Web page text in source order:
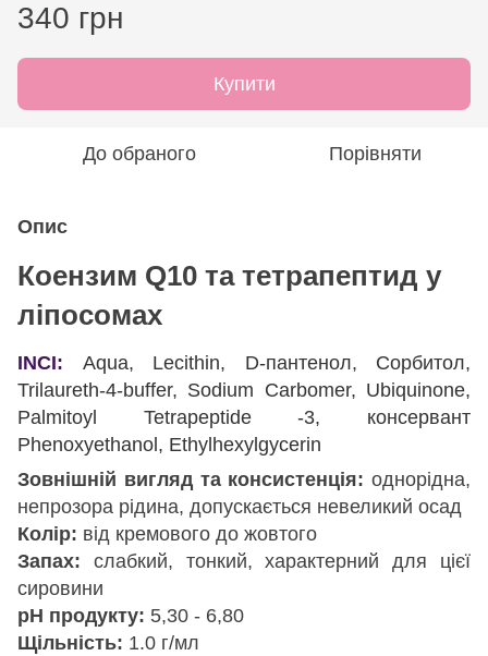
340 грн
Купити
До обраного Порівняти
Опис
Коензим Q10 та тетрапептид у
ліпосомах
INCI: Aqua, Lecithin, D-пантенол, Сорбитол,
Trilaureth-4-buffer, Sodium Carbomer, Ubiquinone,
Palmitoyl Tetrapeptide -3, консервант
Phenoxyethanol, Ethylhexylgycerin
Зовнішній вигляд та консистенція: однорідна,
непрозора рідина, допускається невеликий осад
Колір: від кремового до жовтого
Запах: слабкий, тонкий, характерний для цієї
сировини
pH продукту: 5,30 - 6,80
Щільність: 1.0 г/мл